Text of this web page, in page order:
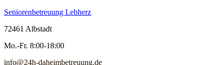
Seniorenbetreuung Lebherz
72461 Albstadt
Mo.-Fr. 8:00-18:00
info@24h-daheimbetreuung.de